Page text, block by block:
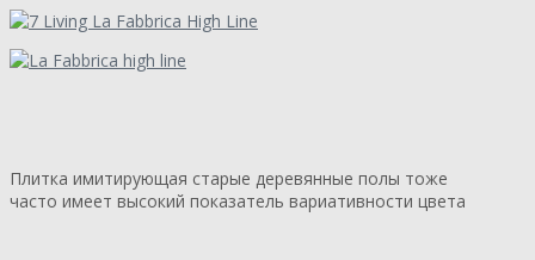
Плитка имитирующая старые деревянные полы тоже
часто имеет высокий показатель вариативности цвета